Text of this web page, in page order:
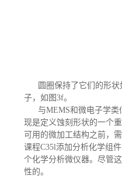
圆圈保持了它们的形状
子，如图3f。
与MEMS和微电子学
现是定义蚀刻形状的一个
可用的微加工结构之前，
课程C35l添加分析化学组
个化学分析微仪器。尽管
性的。